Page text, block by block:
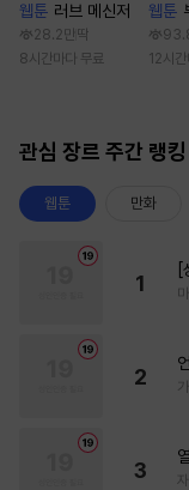
웹툰 러브 메신저
28.2만 딱
8시간마다 무료
웹툰
12시
관심 장르 주간 랭킹
웹툰 만화
1
2
3